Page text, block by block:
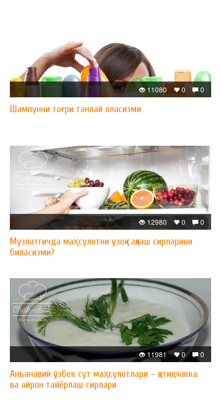
0
0
11080
Шампунни тоғри танлай оласизми
0
0
12980
Музлатгичда маҳсулотни узоқ сақлаш сирларини
биласизми?
0
0
11981
Анъанавий ўзбек сут маҳсулотлари – қатиқ, чакка
ва айрон тайёрлаш сирлари